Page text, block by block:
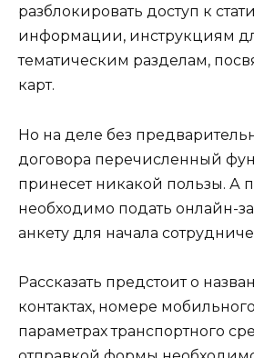
разблокировать доступ к
информации, инструкциям
тематическим разделам,
карт.
Но на деле без
договора перечисленный
принесет никакой пользы. А
необходимо подать онлайн-
анкету для начала
Рассказать предстоит о
контактах, номере
параметрах транспортного